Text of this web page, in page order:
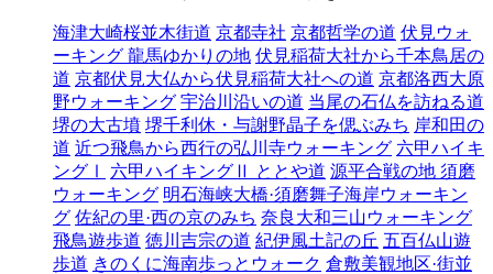
海津大崎桜並木街道 京都寺社 京都哲学の道 伏見ウォ
ーキング 龍馬ゆかりの地 伏見稲荷大社から千本鳥居の
道 京都伏見大仏から伏見稲荷大社への道 京都洛西大原
野ウォーキング 宇治川沿いの道 当尾の石仏を訪ねる道
堺の大古墳 堺千利休・与謝野晶子を偲ぶみち 岸和田の
道 近つ飛鳥から西行の弘川寺ウォーキング 六甲ハイキ
ングⅠ
六甲ハイキングⅡ ととや道 源平合戦の地 須磨
ウォーキング 明石海峡大橋·須磨舞子海岸ウォーキン
グ 佐紀の里·西の京のみち 奈良大和三山ウォーキング
飛鳥遊歩道 徳川吉宗の道 紀伊風土記の丘 五百仏山遊
歩道 きのくに海南歩っとウォーク 倉敷美観地区·街並